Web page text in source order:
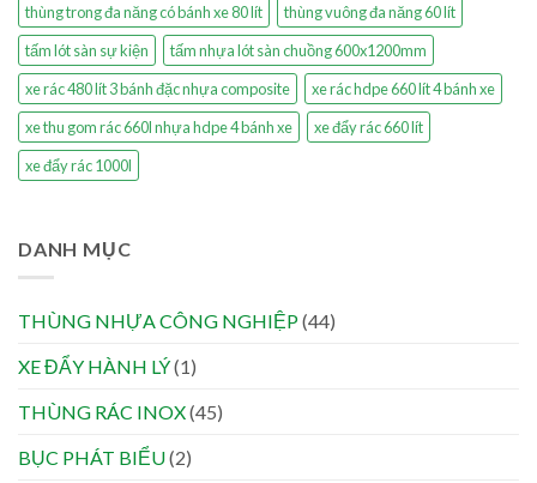
thùng trong đa năng có bánh xe 80 lít
thùng vuông đa năng 60 lít
tấm lót sàn sự kiện
tấm nhựa lót sàn chuồng 600x1200mm
xe rác 480 lít 3 bánh đặc nhựa composite
xe rác hdpe 660 lít 4 bánh xe
xe thu gom rác 660l nhựa hdpe 4 bánh xe
xe đẩy rác 660 lít
xe đẩy rác 1000l
DANH MỤC
THÙNG NHỰA CÔNG NGHIỆP(44)
XE ĐẨY HÀNH LÝ(1)
THÙNG RÁC INOX(45)
BỤC PHÁT BIỂU(2)